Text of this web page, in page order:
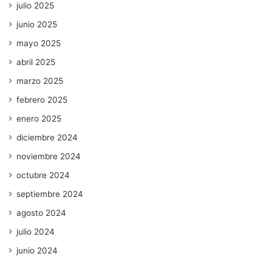
julio 2025
junio 2025
mayo 2025
abril 2025
marzo 2025
febrero 2025
enero 2025
diciembre 2024
noviembre 2024
octubre 2024
septiembre 2024
agosto 2024
julio 2024
junio 2024